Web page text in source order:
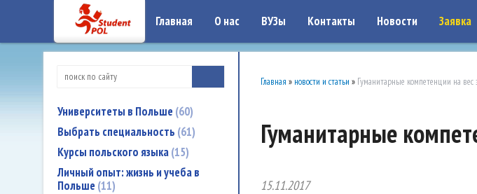
google-site-verification: google7a917c261df1566b.htmlgoogle-site-verification: google7a917c261df1566b.html
Главная О нас ВУЗы Контакты Новости Заявка
Университеты в Польше 60
Выбрать специальность 61
Курсы польского языка 15
Личный опыт: жизнь и учеба в
Польше 11
Главная » новости и статьи » Гуманитарные компетенции на
Гуманитарные
15.11.2017